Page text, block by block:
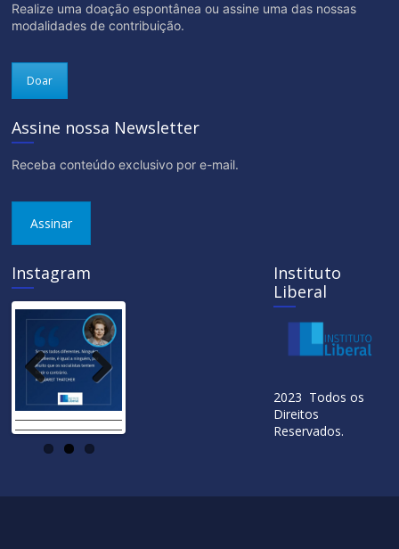
Realize uma doação espontânea ou assine uma das nossas
modalidades de contribuição.
Doar
Assine nossa Newsletter
Receba conteúdo exclusivo por e-mail.
Assinar
Instagram
ous
Instituto
Liberal
2023 Todos os
Direitos
Reservados.